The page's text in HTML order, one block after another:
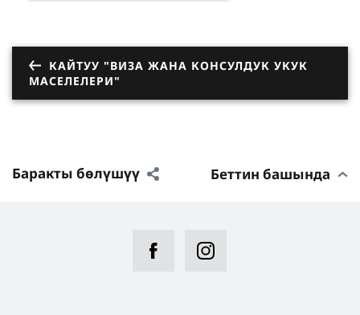
КАЙТУУ "ВИЗА ЖАНА КОНСУЛДУК УКУК
МАСЕЛЕЛЕРИ"
Баракты бөлүшүү Беттин башында